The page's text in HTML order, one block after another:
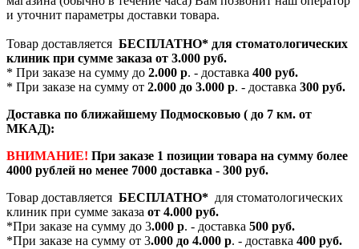
и уточнит параметры доставки товара.
Товар доставляется БЕСПЛАТНО* для стоматологических
клиник при сумме заказа от 3.000 руб.
* При заказе на сумму до 2.000 р. - доставка 400 руб.
* При заказе на сумму от 2.000 до 3.000 р. - доставка 300 руб.
Доставка по ближайшему Подмосковью ( до 7 км. от
МКАД):
ВНИМАНИЕ! При заказе 1 позиции товара на сумму более
4000 рублей но менее 7000 доставка - 300 руб.
Товар доставляется БЕСПЛАТНО* для стоматологических
клиник при сумме заказа от 4.000 руб.
*При заказе на сумму до 3.000 р. - доставка 500 руб.
*При заказе на сумму от 3.000 до 4.000 р. - доставка 400 руб.